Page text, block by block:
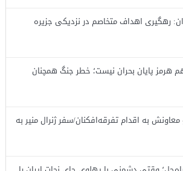
رهگیری اهداف متخاصم در نزدیکی جزیره
هرمز پایان بحران نیست؛ خطر جنگ همچنان
به اقدام تفرقه‌افکنان/سفر ژنرال منیر به